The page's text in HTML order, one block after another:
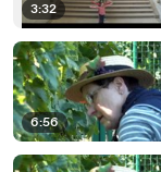
3:32
6:56